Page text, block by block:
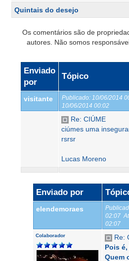
Quintais do desejo
Os comentários são de
autores. Não somos
Enviado
por
Tópico
visitante Publicado: 10/06/2014
10/06/2014 00:02
Re: CIÚME
ciúmes uma
rsrsr
Lucas Moreno
Enviado por
elendemoraes
02:07
02:07
Colaborador
Re:
Pois
Quem